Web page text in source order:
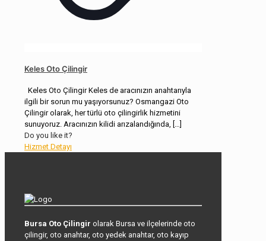
Keles Oto Çilingir
Keles Oto Çilingir Keles de aracınızın anahtarıyla
ilgili bir sorun mu yaşıyorsunuz? Osmangazi Oto
Çilingir olarak, her türlü oto çilingirlik hizmetini
sunuyoruz. Aracınızın kilidi arızalandığında, […]
Do you like it?
Hizmet Detayı
Bursa Oto Çilingir olarak Bursa ve ilçelerinde oto
çilingir, oto anahtar, oto yedek anahtar, oto kayıp